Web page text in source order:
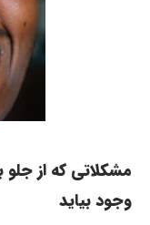
مشکلاتی که از
وجود بیاید